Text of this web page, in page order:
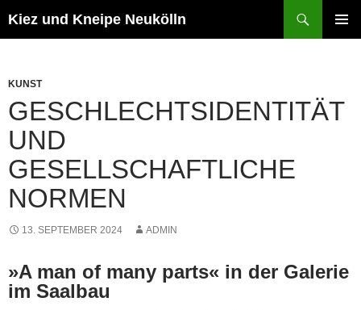
Inhalt
Kiez und Kneipe Neukölln
KUNST
GESCHLECHTSIDENTITÄT
UND
GESELLSCHAFTLICHE
NORMEN
13. SEPTEMBER 2024 ADMIN
»A man of many parts« in der Galerie
im Saalbau